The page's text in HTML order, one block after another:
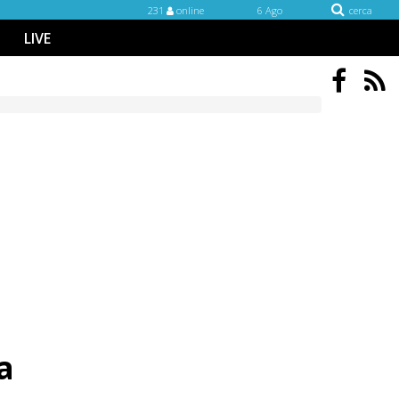
cerca
6 Ago
231 online
LIVE